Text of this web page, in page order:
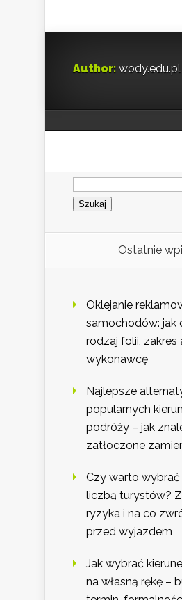
Author: wody.edu.pl
Szukaj:
Ostatnie
Oklejanie
samochodów: jak
rodzaj folii, zakres
wykonawcę
Najlepsze
popularnych
podróży – jak
zatłoczone
Czy warto wybrać
liczbą turystów?
ryzyka i na co
przed wyjazdem
Jak wybrać
na własną rękę –